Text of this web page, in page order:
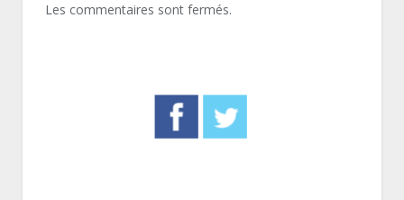
Les commentaires sont fermés.